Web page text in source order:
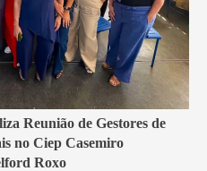
Reunião de Gestores de
no Ciep Casemiro
Roxo